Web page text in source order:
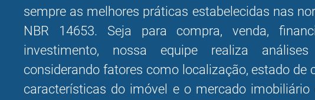
sempre as melhores práticas estabelecidas nas
NBR 14653. Seja para compra, venda,
investimento, nossa equipe realiza análises
considerando fatores como localização, estado de
características do imóvel e o mercado imobiliário